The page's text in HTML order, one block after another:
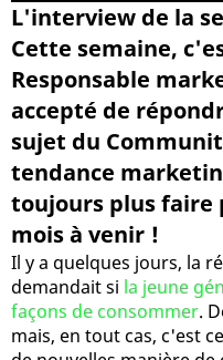
L'interview de la
Cette semaine,
Responsable
accepté de
sujet du
tendance
toujours plus faire
mois à venir !
Il y a quelques jours, la
demandait si la jeune
façons de consommer.
mais, en tout cas, c'est